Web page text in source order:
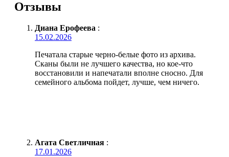
Отзывы
Диана Ерофеева :
15.02.2026
Печатала старые черно-белые фото из архива.
Сканы были не лучшего качества, но кое-что
восстановили и напечатали вполне сносно. Для
семейного альбома пойдет, лучше, чем ничего.
Агата Светличная :
17.01.2026